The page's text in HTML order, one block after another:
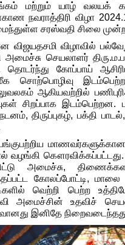
மற்றும் யாழ் வலயக்
நவராத்திரி விழா
சரஸ்வதி சிலை
விஜயதசமி விழாவில்
செயலாளர்
தொடர்ந்து கோப்பாய்
சொற்பொழிவு
ஆகியவற்றில்
சிறப்பாக
திருப்புகழ், பக்தி
வழங்கி
அமைச்சு,
கோலப்போட்டி, மாலை
வெற்றி பெற்ற
அமைச்சின் உதவிச்
இனிதே